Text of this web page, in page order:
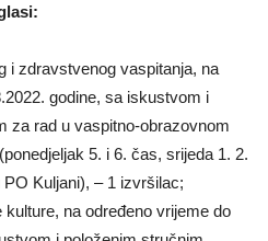
i zdravstvenog vaspitanja, na
godine, sa iskustvom i
za rad u vaspitno-obrazovnom
5. i 6. čas, srijeda 1. 2.
Kuljani), – 1 izvršilac;
na određeno vrijeme do